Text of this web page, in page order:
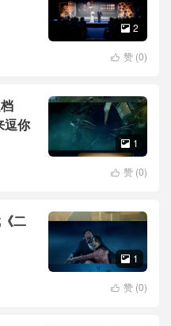
 2
 赞 (0)
逗你
 1
 赞 (0)
二
 1
 赞 (0)